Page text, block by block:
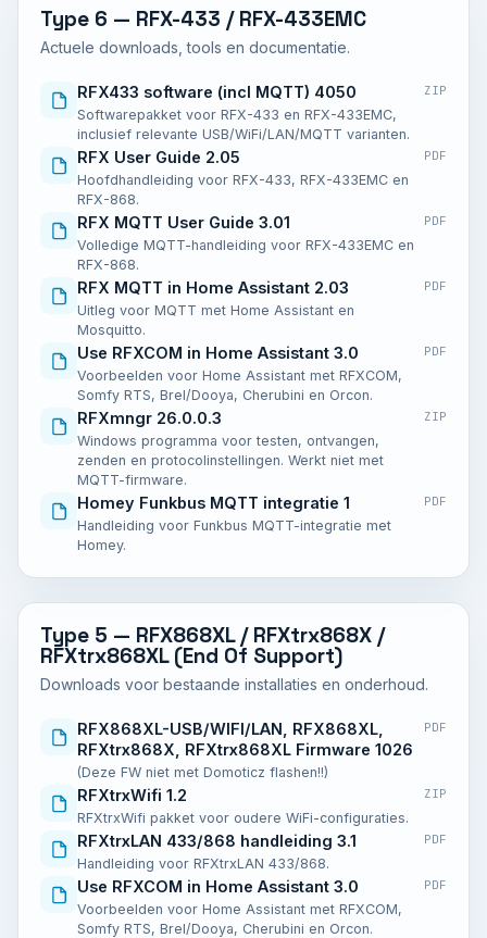
Type 6 — RFX-433 / RFX-433EMC
Actuele downloads, tools en documentatie.
RFX433 software (incl MQTT) 4050
Softwarepakket voor RFX-433 en RFX-433EMC,
inclusief relevante USB/WiFi/LAN/MQTT varianten.
ZIP
RFX User Guide 2.05
Hoofdhandleiding voor RFX-433, RFX-433EMC en
RFX-868.
PDF
RFX MQTT User Guide 3.01
Volledige MQTT-handleiding voor RFX-433EMC en
RFX-868.
PDF
RFX MQTT in Home Assistant 2.03
Uitleg voor MQTT met Home Assistant en
Mosquitto.
PDF
Use RFXCOM in Home Assistant 3.0
Voorbeelden voor Home Assistant met RFXCOM,
Somfy RTS, Brel/Dooya, Cherubini en Orcon.
PDF
RFXmngr 26.0.0.3
Windows programma voor testen, ontvangen,
zenden en protocolinstellingen. Werkt niet met
MQTT-firmware.
ZIP
Homey Funkbus MQTT integratie 1
Handleiding voor Funkbus MQTT-integratie met
Homey.
PDF
Type 5 — RFX868XL / RFXtrx868X /
RFXtrx868XL (End Of Support)
Downloads voor bestaande installaties en onderhoud.
RFX868XL-USB/WIFI/LAN, RFX868XL,
RFXtrx868X, RFXtrx868XL Firmware 1026
(Deze FW niet met Domoticz flashen!!)
PDF
RFXtrxWifi 1.2
RFXtrxWifi pakket voor oudere WiFi-configuraties.
ZIP
RFXtrxLAN 433/868 handleiding 3.1
Handleiding voor RFXtrxLAN 433/868.
PDF
Use RFXCOM in Home Assistant 3.0
Voorbeelden voor Home Assistant met RFXCOM,
Somfy RTS, Brel/Dooya, Cherubini en Orcon.
PDF